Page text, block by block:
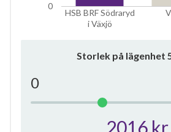
HSB BRF Södraryd
i Växjö
0
Storlek på lägenhet
0
2016 kr